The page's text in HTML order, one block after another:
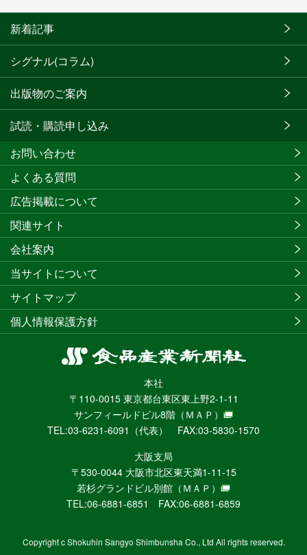
新着記事
シグナル(コラム)
出版物のご案内
試読・購読申し込み
食
産
業
新
聞
社
ニ
ュ
ー
WEB
本社
〒110-0015 東京都台東区東上野2-1-11
サンフィールドビル8階 （ＭＡＰ）
TEL:03-6231-6091（代表） FAX:03-5830-1570
大阪支局
〒530-0044 大阪市北区東天満1-11-15
若杉グランドビル別館 （ＭＡＰ）
TEL:06-6881-6851 FAX:06-6881-6859
お問い合わせ
よくある質問
広告掲載について
関連サイト
会社案内
当サイトについて
サイトマップ
個人情報保護方針
Copyright c Shokuhin Sangyo Shimbunsha Co., Ltd All rights reserved.